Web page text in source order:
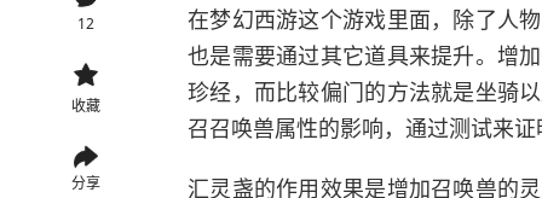
12
收藏
分享
在梦幻西游这个游戏里面，除了人
也是需要通过其它道具来提升。增
珍经，而比较偏门的方法就是坐骑
召召唤兽属性的影响，通过测试来
汇灵盏的作用效果是增加召唤兽的